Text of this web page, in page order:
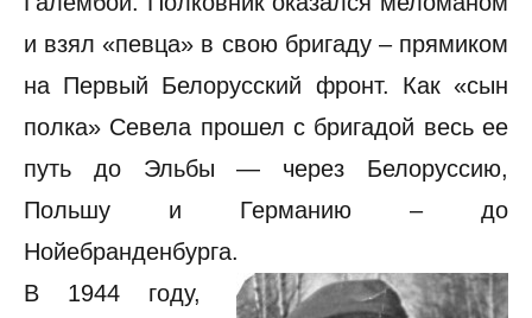
и взял «певца» в свою бригаду – прямиком
на Первый Белорусский фронт. Как «сын
полка» Севела прошел с бригадой весь ее
путь до Эльбы — через Белоруссию,
Польшу и Германию – до
Нойебранденбурга.
В 1944 году,